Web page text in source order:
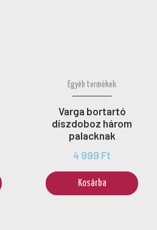
Egyéb termékek
Varga bortartó
díszdoboz három
palacknak
4 999 Ft
Kosárba